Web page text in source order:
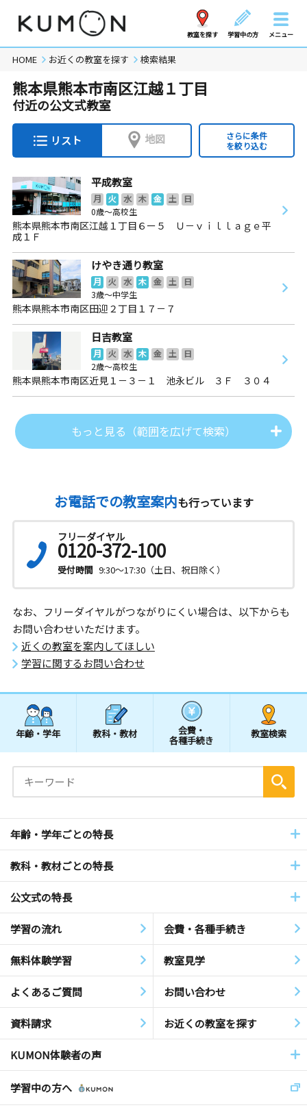
教室を探す 学習中の方 メニュー
HOME お近くの教室を探す 検索結果
熊本県熊本市南区江越１丁目
付近の公文式教室
リスト 地図
さらに条件
を絞り込む
平成教室
月 火 水 木 金 土
日
0歳～高校生
熊本県熊本市南区江越１丁目６ー５ Ｕ－ｖｉｌｌａｇｅ平
成１Ｆ
けやき通り教室
月 火 水 木 金 土
日
3歳～中学生
熊本県熊本市南区田迎２丁目１７－７
日吉教室
月 火 水 木 金 土
日
2歳～高校生
熊本県熊本市南区近見１－３－１ 池永ビル ３Ｆ ３０４
もっと見る（範囲を広げて検索）
お電話での教室案内も行っています
フリーダイヤル
0120-372-100
受付時間 9:30～17:30（土日、祝日除く）
なお、フリーダイヤルがつながりにくい場合は、以下からも
お問い合わせいただけます。
近くの教室を案内してほしい
学習に関するお問い合わせ
年齢・学年 教科・教材 会費・
各種手続き
教室検索
年齢・学年ごとの特長
教科・教材ごとの特長
公文式の特長
学習の流れ 会費・各種手続き
無料体験学習 教室見学
よくあるご質問 お問い合わせ
資料請求 お近くの教室を探す
KUMON体験者の声
学習中の方へ